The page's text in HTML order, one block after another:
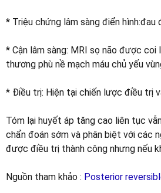
* Triệu chứng lâm sàng điển
* Cận lâm sàng: MRI sọ não được
thương phù nề mạch máu chủ yếu
* Điều trị: Hiện tại chiến lược điều trị
Tóm lại huyết áp tăng cao liên tục
chẩn đoán sớm và phân biệt với các
được điều trị thành công nhưng nếu
Nguồn tham khảo : Posterior